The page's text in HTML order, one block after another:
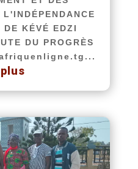
KÉVÉ EDZI
DU PROGRÈS
afriquenligne.tg...